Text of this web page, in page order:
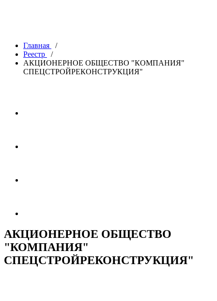
Главная
/
Реестр
/
АКЦИОНЕРНОЕ ОБЩЕСТВО "КОМПАНИЯ"
СПЕЦСТРОЙРЕКОНСТРУКЦИЯ"
АКЦИОНЕРНОЕ ОБЩЕСТВО
"КОМПАНИЯ"
СПЕЦСТРОЙРЕКОНСТРУКЦИЯ"